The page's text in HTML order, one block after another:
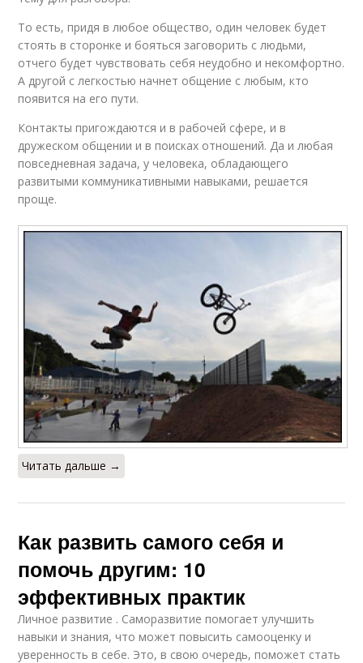
То есть, придя в любое общество, один человек будет
стоять в сторонке и бояться заговорить с людьми,
отчего будет чувствовать себя неудобно и некомфортно.
А другой с легкостью начнет общение с любым, кто
появится на его пути.
Контакты пригождаются и в рабочей сфере, и в
дружеском общении и в поисках отношений. Да и любая
повседневная задача, у человека, обладающего
развитыми коммуникативными навыками, решается
проще.
Читать дальше →
Как развить самого себя и
помочь другим: 10
эффективных практик
Личное развитие . Саморазвитие помогает улучшить
навыки и знания, что может повысить самооценку и
уверенность в себе. Это, в свою очередь, поможет стать